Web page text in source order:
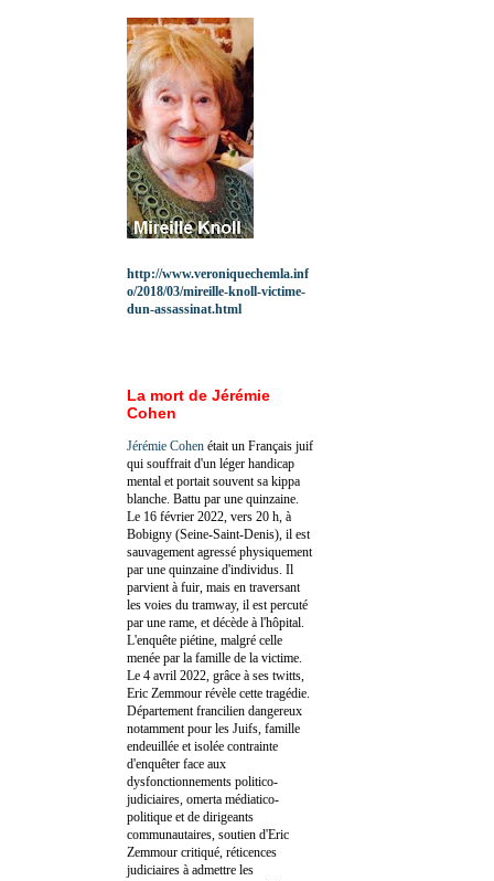
http://www.veroniquechemla.inf
o/2018/03/mireille-knoll-victime-
dun-assassinat.html
La mort de Jérémie
Cohen
Jérémie Cohen était un Français juif
qui souffrait d'un léger handicap
mental et portait souvent sa kippa
blanche. Battu par une quinzaine.
Le 16 février 2022, vers 20 h, à
Bobigny (Seine-Saint-Denis), il est
sauvagement agressé physiquement
par une quinzaine d'individus. Il
parvient à fuir, mais en traversant
les voies du tramway, il est percuté
par une rame, et décède à l'hôpital.
L'enquête piétine, malgré celle
menée par la famille de la victime.
Le 4 avril 2022, grâce à ses twitts,
Eric Zemmour révèle cette tragédie.
Département francilien dangereux
notamment pour les Juifs, famille
endeuillée et isolée contrainte
d'enquêter face aux
dysfonctionnements politico-
judiciaires, omerta médiatico-
politique et de dirigeants
communautaires, soutien d'Eric
Zemmour critiqué, réticences
judiciaires à admettre les